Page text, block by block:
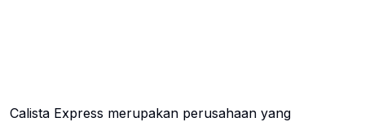
Calista Express merupakan perusahaan yang